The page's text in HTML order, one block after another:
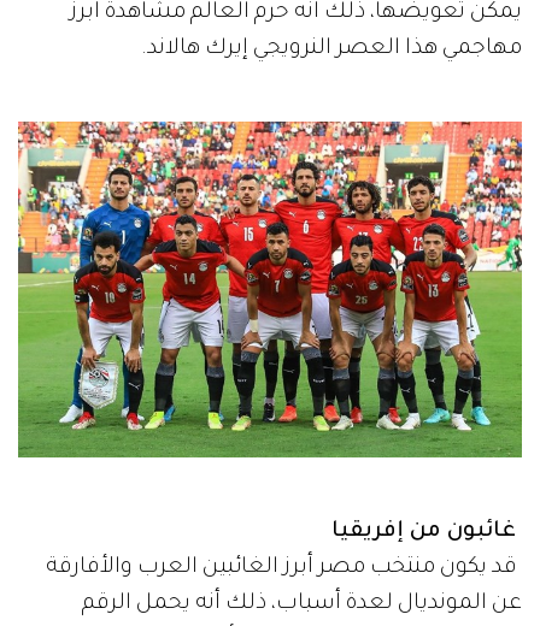
يمكن تعويضها، ذلك أنه حرم العالم مشاهدة أبرز
مهاجمي هذا العصر النرويجي إيرك هالاند.
غائبون من إفريقيا
قد يكون منتخب مصر أبرز الغائبين العرب والأفارقة
عن المونديال لعدة أسباب، ذلك أنه يحمل الرقم